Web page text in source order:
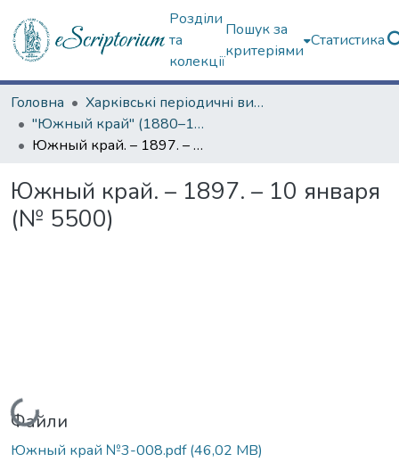
Розділи
та
колекції
Пошук за
критеріями
Статистика
Головна
Харківські періодичні видання
"Южный край" (1880–1919 гг.)
Южный край. – 1897. – 10 января (№ 5500)
Южный край. – 1897. – 10 января
(№ 5500)
Вантажиться...
Файли
Южный край №3-008.pdf(46,02 MB)